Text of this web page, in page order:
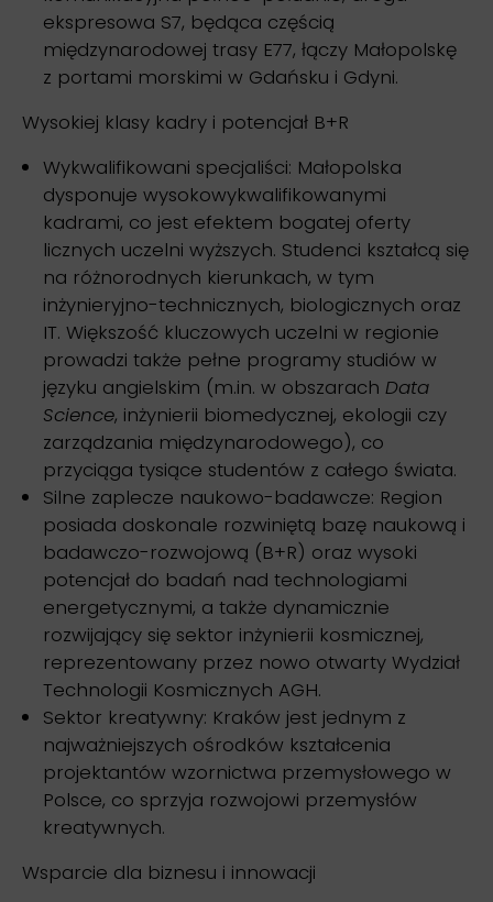
ekspresowa S7, będąca częścią
międzynarodowej trasy E77, łączy Małopolskę
z portami morskimi w Gdańsku i Gdyni.
Wysokiej klasy kadry i potencjał B+R
Wykwalifikowani specjaliści: Małopolska
dysponuje wysokowykwalifikowanymi
kadrami, co jest efektem bogatej oferty
licznych uczelni wyższych. Studenci kształcą się
na różnorodnych kierunkach, w tym
inżynieryjno-technicznych, biologicznych oraz
IT. Większość kluczowych uczelni w regionie
prowadzi także pełne programy studiów w
języku angielskim (m.in. w obszarachData
Science, inżynierii biomedycznej, ekologii czy
zarządzania międzynarodowego), co
przyciąga tysiące studentów z całego świata.
Silne zaplecze naukowo-badawcze: Region
posiada doskonale rozwiniętą bazę naukową i
badawczo-rozwojową (B+R) oraz wysoki
potencjał do badań nad technologiami
energetycznymi, a także dynamicznie
rozwijający się sektor inżynierii kosmicznej,
reprezentowany przez nowo otwarty Wydział
Technologii Kosmicznych AGH.
Sektor kreatywny: Kraków jest jednym z
najważniejszych ośrodków kształcenia
projektantów wzornictwa przemysłowego w
Polsce, co sprzyja rozwojowi przemysłów
kreatywnych.
Wsparcie dla biznesu i innowacji